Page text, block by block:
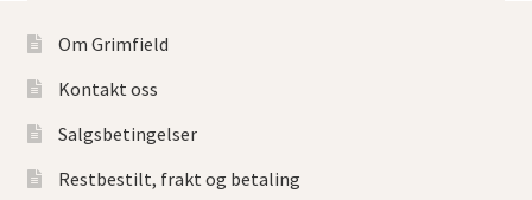
Om Grimfield
Kontakt oss
Salgsbetingelser
Restbestilt, frakt og betaling